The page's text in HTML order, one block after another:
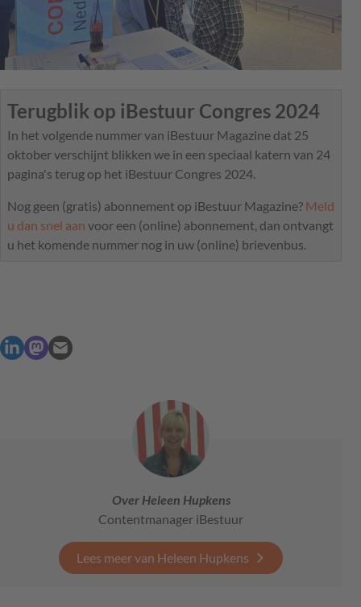
Terugblik op iBestuur Congres 2024
In het volgende nummer van iBestuur Magazine dat 25
oktober verschijnt blikken we in een speciaal katern van 24
pagina's terug op het iBestuur Congres 2024.
Nog geen (gratis) abonnement op iBestuur Magazine? Meld
u dan snel aan voor een (online) abonnement, dan ontvangt
u het komende nummer nog in uw (online) brievenbus.
Over Heleen Hupkens
Contentmanager iBestuur
Lees meer van Heleen Hupkens